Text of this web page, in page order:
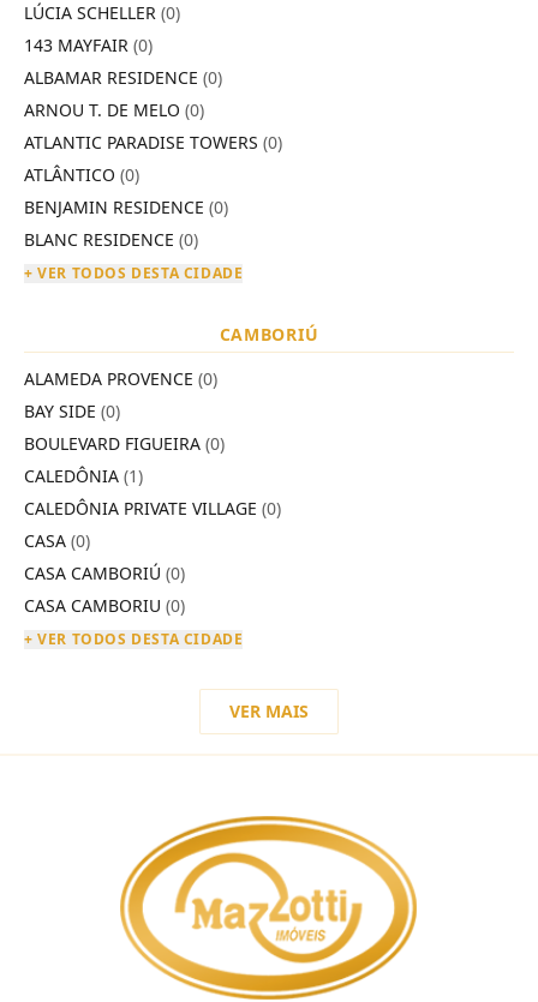
LÚCIA SCHELLER (0)
143 MAYFAIR (0)
ALBAMAR RESIDENCE (0)
ARNOU T. DE MELO (0)
ATLANTIC PARADISE TOWERS (0)
ATLÂNTICO (0)
BENJAMIN RESIDENCE (0)
BLANC RESIDENCE (0)
+ VER TODOS DESTA CIDADE
CAMBORIÚ
ALAMEDA PROVENCE (0)
BAY SIDE (0)
BOULEVARD FIGUEIRA (0)
CALEDÔNIA (1)
CALEDÔNIA PRIVATE VILLAGE (0)
CASA (0)
CASA CAMBORIÚ (0)
CASA CAMBORIU (0)
+ VER TODOS DESTA CIDADE
VER MAIS